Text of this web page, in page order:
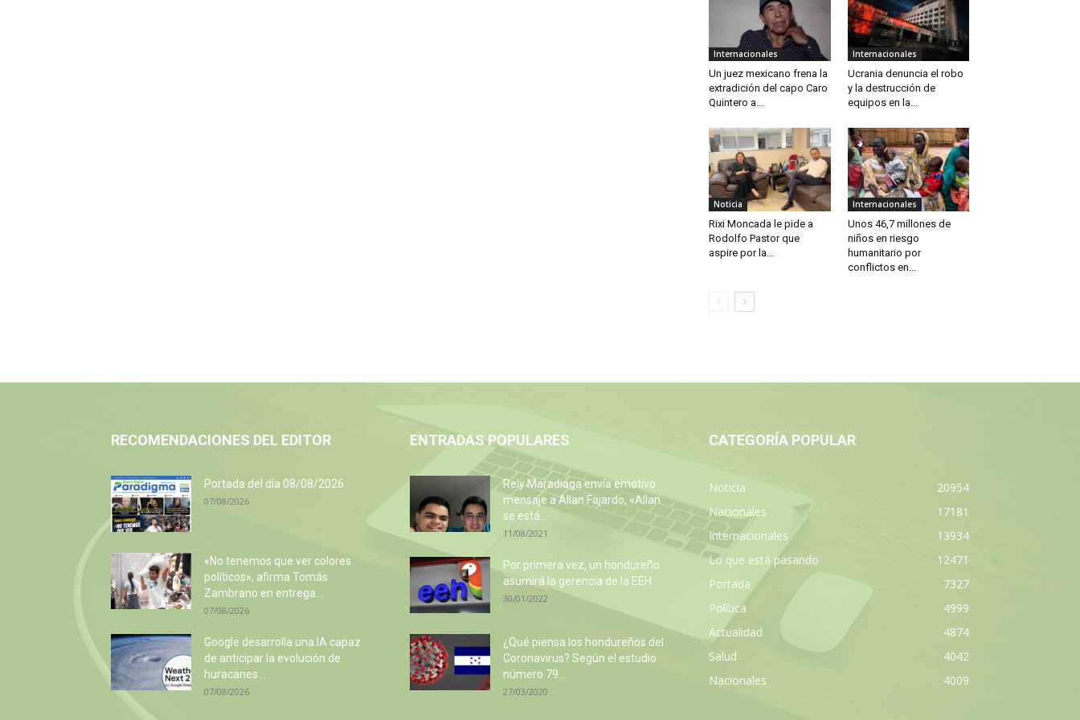
Internacionales
Un juez mexicano frena la
extradición del capo Caro
Quintero a...
Internacionales
Ucrania denuncia el robo
y la destrucción de
equipos en la...
Noticia
Rixi Moncada le pide a
Rodolfo Pastor que
aspire por la...
Internacionales
Unos 46,7 millones de
niños en riesgo
humanitario por
conflictos en...
RECOMENDACIONES DEL EDITOR
Portada del día 08/08/2026
07/08/2026
«No tenemos que ver colores
políticos», afirma Tomás
Zambrano en entrega...
07/08/2026
Google desarrolla una IA capaz
de anticipar la evolución de
huracanes...
07/08/2026
ENTRADAS POPULARES
Rely Maradiaga envía emotivo
mensaje a Allan Fajardo, «Allan
se está...
11/08/2021
Por primera vez, un hondureño
asumirá la gerencia de la EEH
30/01/2022
¿Qué piensa los hondureños del
Coronavirus? Según el estudio
número 79...
27/03/2020
CATEGORÍA POPULAR
Noticia
20954
Nacionales
17181
Internacionales
13934
Lo que está pasando
12471
Portada
7327
Política
4999
Actualidad
4874
Salud
4042
Nacionales
4009